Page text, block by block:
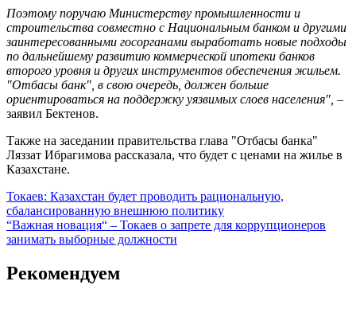
Поэтому поручаю Министерству промышленности и
строительства совместно с Национальным банком и другими
заинтересованными госорганами выработать новые подходы
по дальнейшему развитию коммерческой ипотеки банков
второго уровня и других инструментов обеспечения жильем.
"Отбасы банк", в свою очередь, должен больше
ориентироваться на поддержку уязвимых слоев населения", –
заявил Бектенов.
Также на заседании правительства глава "Отбасы банка"
Ляззат Ибрагимова рассказала, что будет с ценами на жилье в
Казахстане.
Навигация
по
записям
Токаев: Казахстан будет проводить рациональную,
сбалансированную внешнюю политику
“Важная новация“ – Токаев о запрете для коррупционеров
занимать выборные должности
Рекомендуем